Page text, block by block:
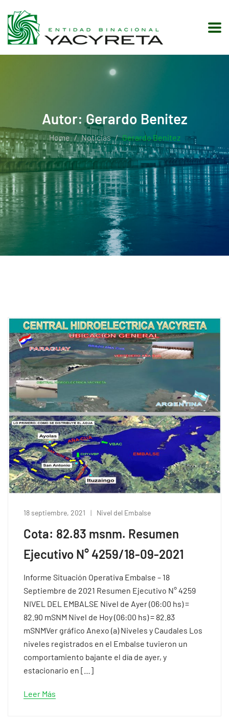
Autor:Gerardo Benitez
Home Noticias Gerardo Benitez
18 septiembre, 2021 Nivel del Embalse
Cota: 82.83 msnm. Resumen
Ejecutivo N° 4259/18-09-2021
Informe Situación Operativa Embalse – 18
Septiembre de 2021 Resumen Ejecutivo N° 4259
NIVEL DEL EMBALSE Nivel de Ayer (06:00 hs) =
82.90 mSNM Nivel de Hoy (06:00 hs) = 82.83
mSNMVer gráfico Anexo (a) Niveles y Caudales Los
niveles registrados en el Embalse tuvieron un
comportamiento bajante el día de ayer, y
estacionario en […]
Leer Más